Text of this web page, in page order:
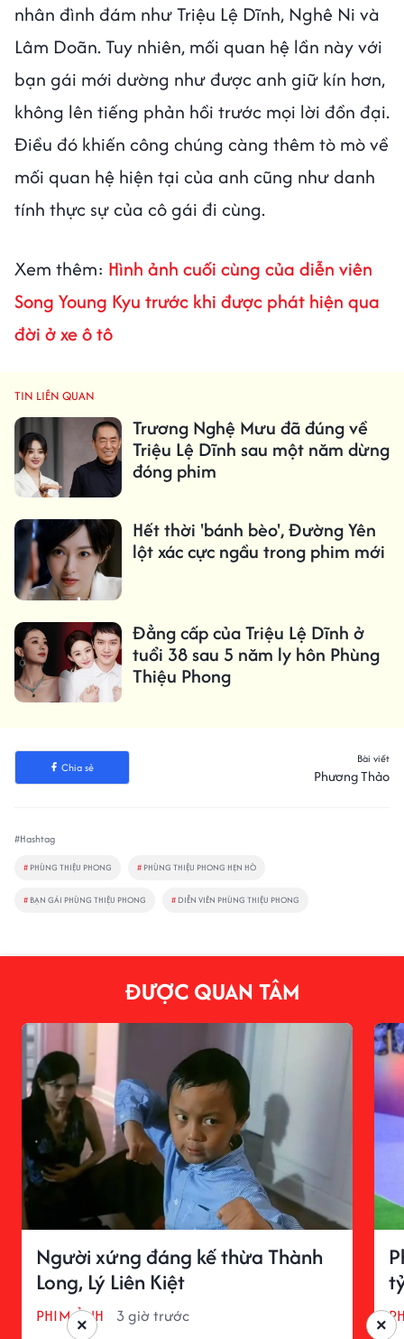
nhân đình đám như Triệu Lệ Dĩnh, Nghê Ni và
Lâm Doãn. Tuy nhiên, mối quan hệ lần này với
bạn gái mới dường như được anh giữ kín hơn,
không lên tiếng phản hồi trước mọi lời đồn đại.
Điều đó khiến công chúng càng thêm tò mò về
mối quan hệ hiện tại của anh cũng như danh
tính thực sự của cô gái đi cùng.
Xem thêm: Hình ảnh cuối cùng của diễn viên
Song Young Kyu trước khi được phát hiện qua
đời ở xe ô tô
TIN LIÊN QUAN
Trương Nghệ Mưu đã đúng về
Triệu Lệ Dĩnh sau một năm dừng
đóng phim
Hết thời 'bánh bèo', Đường Yên
lột xác cực ngầu trong phim mới
Đẳng cấp của Triệu Lệ Dĩnh ở
tuổi 38 sau 5 năm ly hôn Phùng
Thiệu Phong
Chia sẻ
Bài viết
Phương Thảo
#Hashtag
# PHÙNG THIỆU PHONG # PHÙNG THIỆU PHONG HẸN HÒ
# BẠN GÁI PHÙNG THIỆU PHONG # DIỄN VIÊN PHÙNG THIỆU PHONG
ĐƯỢC QUAN TÂM
Người xứng đáng kế thừa Thành
Long, Lý Liên Kiệt
PHIM ẢNH 3 giờ trước ×
×